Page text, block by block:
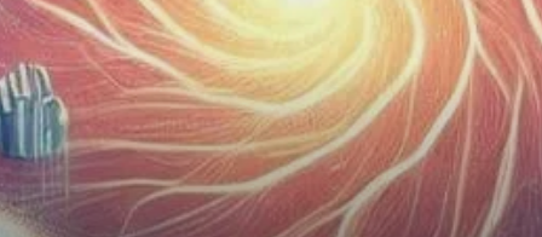
des adresses actives sur son
réseau.…